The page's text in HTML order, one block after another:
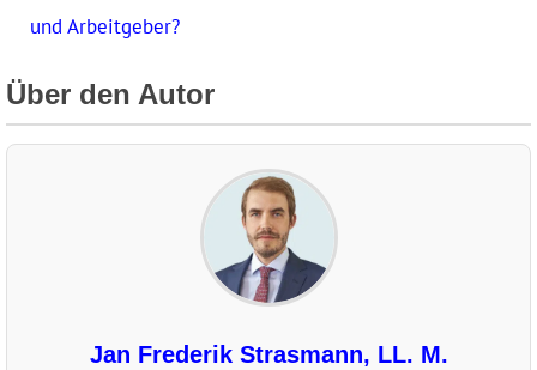
und Arbeitgeber?
Über den Autor
Jan Frederik Strasmann, LL. M.